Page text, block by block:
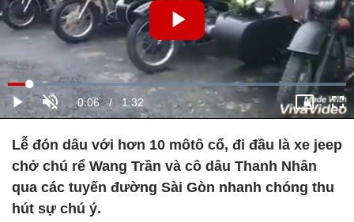
Lễ đón dâu với hơn 10 môtô cổ, đi đầu là xe jeep
chở chú rể Wang Trần và cô dâu Thanh Nhân
qua các tuyến đường Sài Gòn nhanh chóng thu
hút sự chú ý.